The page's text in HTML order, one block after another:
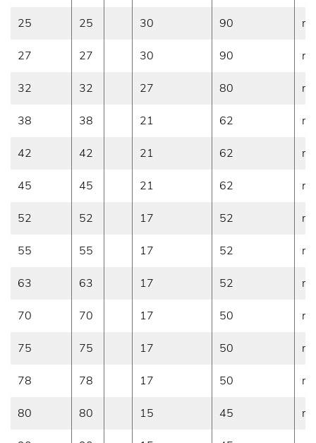
25 25 30 90
27 27 30 90
32 32 27 80
38 38 21 62
42 42 21 62
45 45 21 62
52 52 17 52
55 55 17 52
63 63 17 52
70 70 17 50
75 75 17 50
78 78 17 50
80 80 15 45